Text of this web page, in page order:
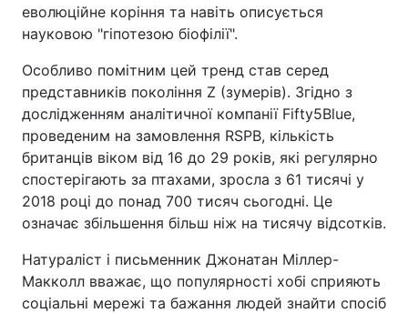
еволюційне коріння та навіть описується
науковою "гіпотезою біофілії".
Особливо помітним цей тренд став серед
представників покоління Z (зумерів). Згідно з
дослідженням аналітичної компанії Fifty5Blue,
проведеним на замовлення RSPB, кількість
британців віком від 16 до 29 років, які регулярно
спостерігають за птахами, зросла з 61 тисячі у
2018 році до понад 700 тисяч сьогодні. Це
означає збільшення більш ніж на тисячу відсотків.
Натураліст і письменник Джонатан Міллер-
Макколл вважає, що популярності хобі сприяють
соціальні мережі та бажання людей знайти спосіб